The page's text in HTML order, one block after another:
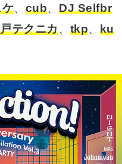
、 cub、DJ Selfbr
テクニカ、 tkp、 ku